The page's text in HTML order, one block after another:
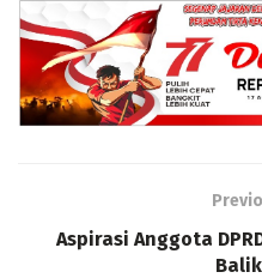
Aspirasi Anggota